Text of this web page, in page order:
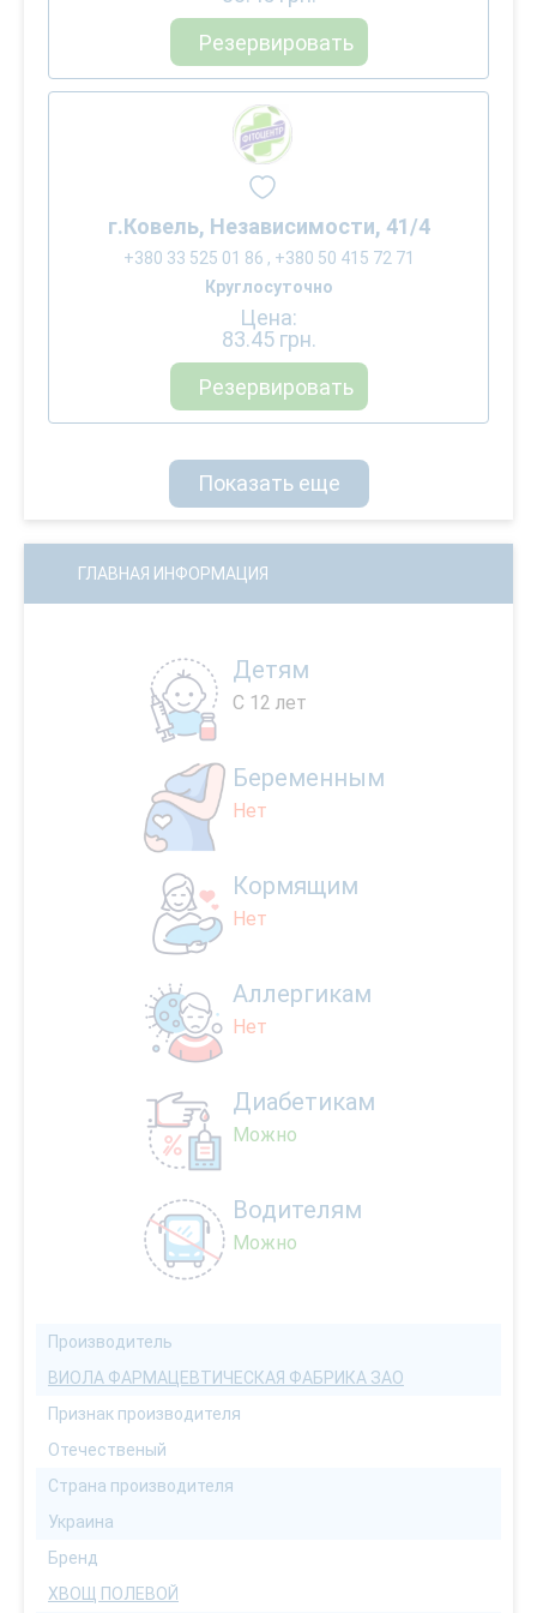
Резервировать
г.Ковель, Независимости, 41/4
+380 33 525 01 86 , +380 50 415 72 71
Круглосуточно
Цена:
83.45 грн.
Резервировать
Показать еще
ГЛАВНАЯ ИНФОРМАЦИЯ
Детям
С 12 лет
Беременным
Нет
Кормящим
Нет
Аллергикам
Нет
Диабетикам
Можно
Водителям
Можно
Производитель
ВИОЛА ФАРМАЦЕВТИЧЕСКАЯ ФАБРИКА ЗАО
Признак производителя
Отечественый
Страна производителя
Украина
Бренд
ХВОЩ ПОЛЕВОЙ